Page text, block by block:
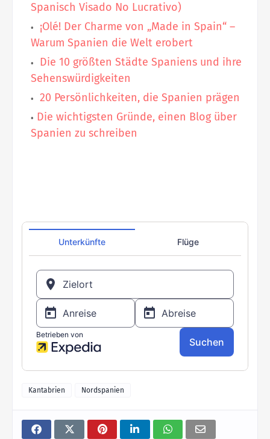
Spanisch Visado No Lucrativo)
¡Olé! Der Charme von „Made in Spain“ –
Warum Spanien die Welt erobert
Die 10 größten Städte Spaniens und ihre
Sehenswürdigkeiten
20 Persönlichkeiten, die Spanien prägen
Die wichtigsten Gründe, einen Blog über
Spanien zu schreiben
Kantabrien Nordspanien